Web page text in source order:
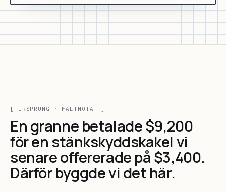
[ URSPRUNG · FÄLTNOTAT ]
En granne betalade $9,200
för en stänkskyddskakel vi
senare offererade på $3,400.
Därför byggde vi det här.